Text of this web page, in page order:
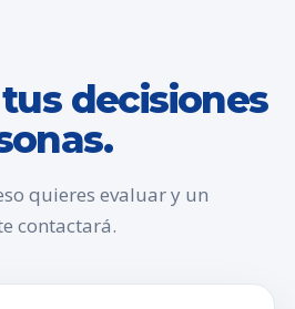
decisiones
quieres evaluar y un
contactará.